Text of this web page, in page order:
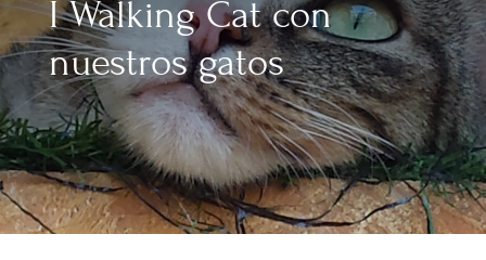
I Walking Cat con
nuestros gatos